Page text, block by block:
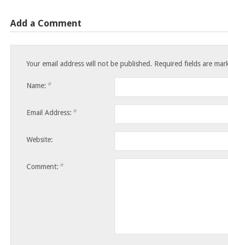
Add a Comment
Your email address will not be published. Required fields are
Name: *
Email Address: *
Website:
Comment: *